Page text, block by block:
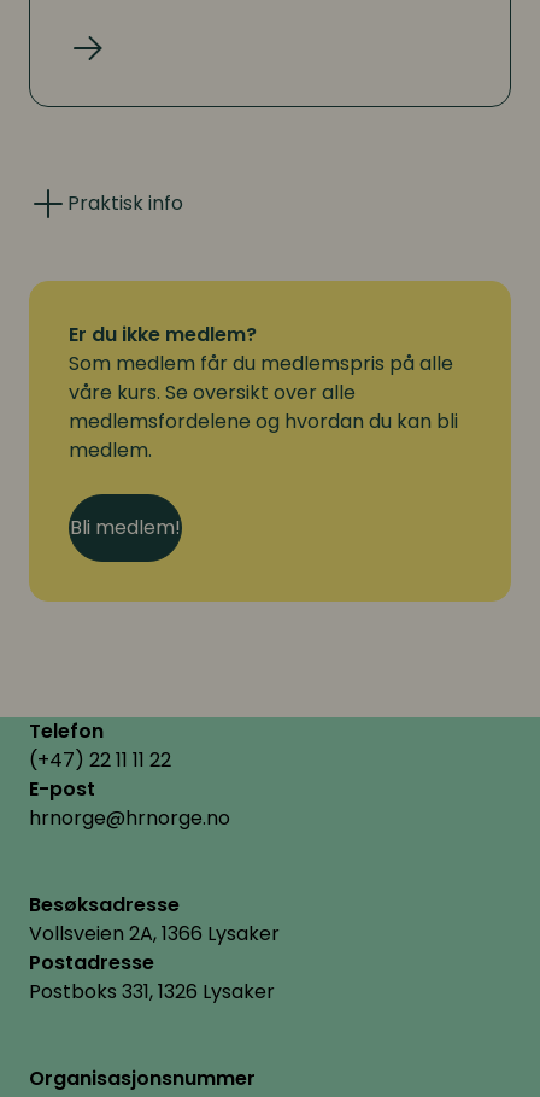
Praktisk info
Siste frist for avmelding er 19. august.
Meld deg av på «Min side» eller send avmelding til
hrnorge@hrnorge.no.
Spørsmål
Alle henvendelser rettes til HR Norge på tlf. 22 11 11
22 eller e-post
Er du ikke medlem?
Som medlem får du medlemspris på alle
våre kurs. Se oversikt over alle
medlemsfordelene og hvordan du kan bli
medlem.
Bli medlem!
Telefon
(+47) 22 11 11 22
E-post
hrnorge@hrnorge.no
Besøksadresse
Vollsveien 2A, 1366 Lysaker
Postadresse
Postboks 331, 1326 Lysaker
Organisasjonsnummer